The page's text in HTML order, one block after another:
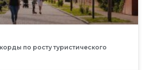
по росту туристического